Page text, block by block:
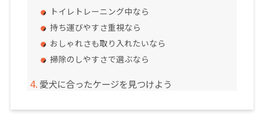
トイレトレーニング中なら
持ち運びやすさ重視なら
おしゃれさも取り入れたいなら
掃除のしやすさで選ぶなら
愛犬に合ったケージを見つけよう